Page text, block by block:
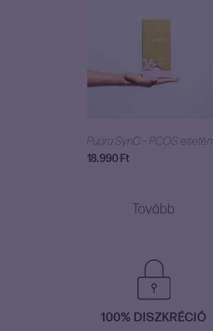
Puura SynC – PCOS esetén
18.990Ft
Tovább
100% DISZKRÉCIÓ